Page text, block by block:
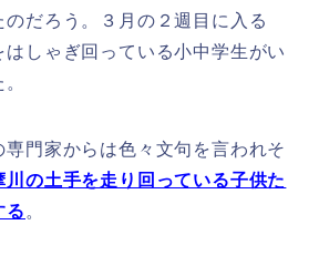
のだろう。３月の２週目に入る
はしゃぎ回っている小中学生がい
専門家からは色々文句を言われそ
川の土手を走り回っている子供た
る 。